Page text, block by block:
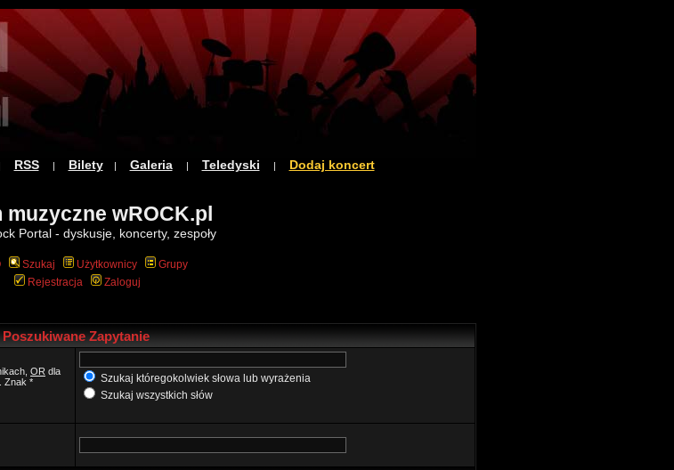
RSS| Bilety| Galeria| Teledyski | Dodaj koncert
muzyczne wROCK.pl
Portal - dyskusje, koncerty, zespoły
Szukaj Użytkownicy
Grupy
Rejestracja
Zaloguj
Poszukiwane Zapytanie
OR dla
Znak *
Szukaj któregokolwiek słowa lub wyrażenia
Szukaj wszystkich słów